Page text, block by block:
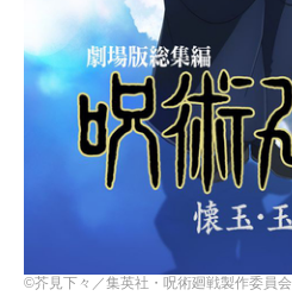
©芥見下々／集英社・呪術廻戦製作委員会